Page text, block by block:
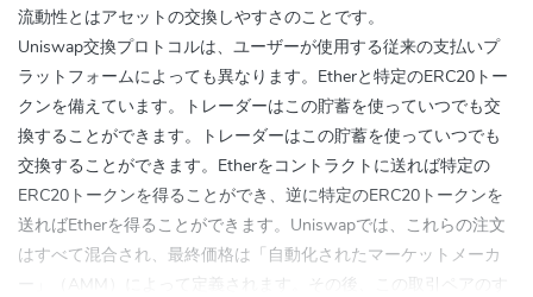
流動性とはアセットの交換しやすさのことです。
Uniswap交換プロトコルは、ユーザーが使用する従来の支払いプ
ラットフォームによっても異なります。Etherと特定のERC20トー
クンを備えています。トレーダーはこの貯蓄を使っていつでも交
換することができます。トレーダーはこの貯蓄を使っていつでも
交換することができます。Etherをコントラクトに送れば特定の
ERC20トークンを得ることができ、逆に特定のERC20トークンを
送ればEtherを得ることができます。Uniswapでは、これらの注文
はすべて混合され、最終価格は「自動化されたマーケットメーカ
ー」（AMM）によって定義されます。その後、この取引ペアのす